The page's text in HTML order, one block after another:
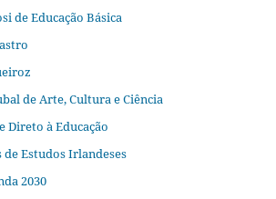
de Educação Básica
de Arte, Cultura e Ciência
Direto à Educação
de Estudos Irlandeses
2030